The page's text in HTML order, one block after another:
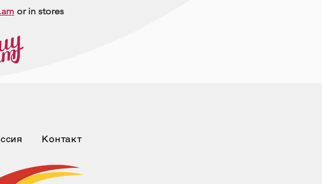
or in stores
Контакт